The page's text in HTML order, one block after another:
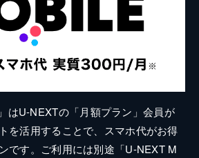
はU-NEXTの「月額プラン」会員が
を活用することで、スマホ代がお得
です。ご利用には別途「U-NEXT M